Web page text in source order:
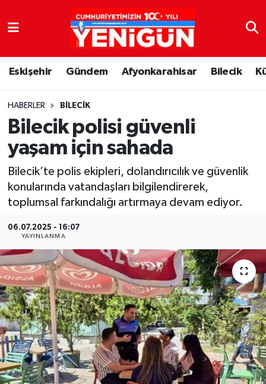
Eskişehir Gündem Afyonkarahisar Bilecik
HABERLER BILECIK
Bilecik polisi güvenli
yaşam için sahada
Bilecik’te polis ekipleri, dolandırıcılık ve güvenlik
konularında vatandaşları bilgilendirerek,
toplumsal farkındalığı artırmaya devam ediyor.
06.07.2025 - 16:07
YAYINLANMA
Nöbetçi Eczaneler
Hava Durumu
Trafik Durumu
Süper Lig Puan Durumu ve Fikstür
Tüm Manşetler
Son Dakika Haberleri
Haber Arşivi